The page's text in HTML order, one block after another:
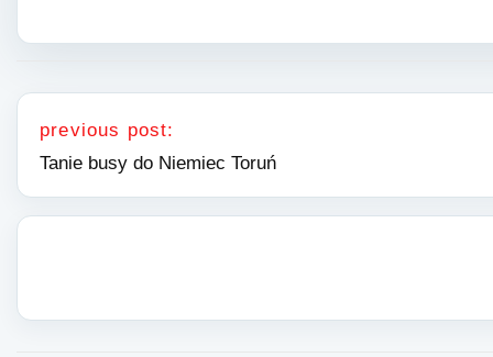
Nawigacja wpisu
previous post:
Tanie busy do Niemiec Toruń